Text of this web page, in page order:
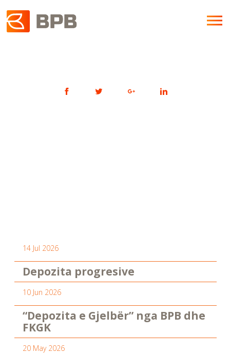
14 Jul 2026
Depozita progresive
10 Jun 2026
“Depozita e Gjelbër” nga BPB dhe
FKGK
20 May 2026